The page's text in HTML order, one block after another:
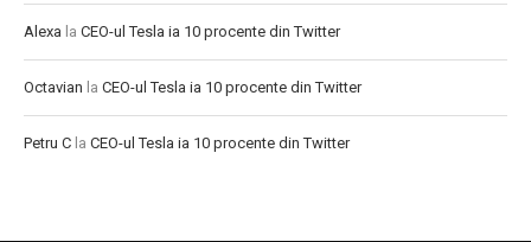
Alexa la CEO-ul Tesla ia 10 procente din Twitter
Octavian la CEO-ul Tesla ia 10 procente din Twitter
Petru C la CEO-ul Tesla ia 10 procente din Twitter